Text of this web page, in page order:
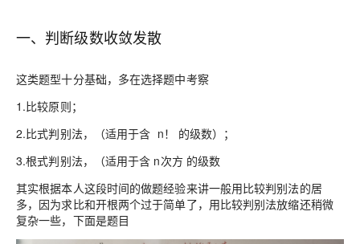
一、判断级数收敛发散
这类题型十分基础，多在选择题中考察
1.比较原则；
2.比式判别法，（适用于含 n！ 的级数）；
3.根式判别法，（适用于含 n次方 的级数
其实根据本人这段时间的做题经验来讲一般用比较判别法的居
多，因为求比和开根两个过于简单了，用比较判别法放缩还稍微
复杂一些，下面是题目